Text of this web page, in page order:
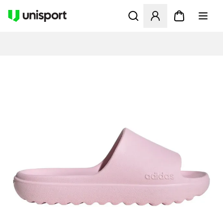
Åpner en Modal for å